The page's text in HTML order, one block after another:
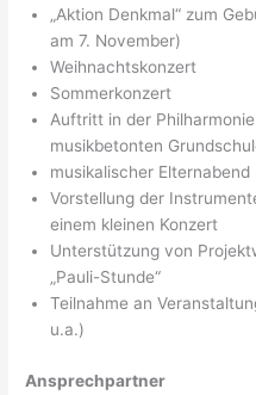
„Aktion Denkmal“ zum
am 7. November)
Weihnachtskonzert
Sommerkonzert
Auftritt in der
musikbetonten
musikalischer Elternabend
Vorstellung der
einem kleinen Konzert
Unterstützung von
„Pauli-Stunde“
Teilnahme an
u.a.)
Ansprechpartner